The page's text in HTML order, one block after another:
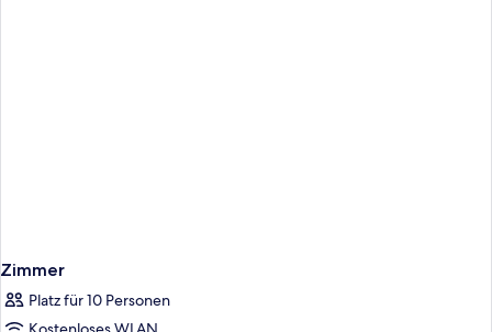
Zimmer
Platz für 10 Personen